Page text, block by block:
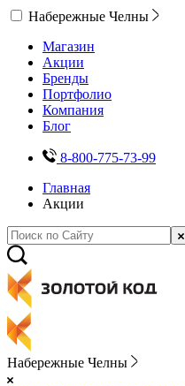
Набережные Челны
Магазин
Акции
Бренды
Портфолио
Компания
Блог
8-800-775-73-99
Главная
Акции
Набережные Челны